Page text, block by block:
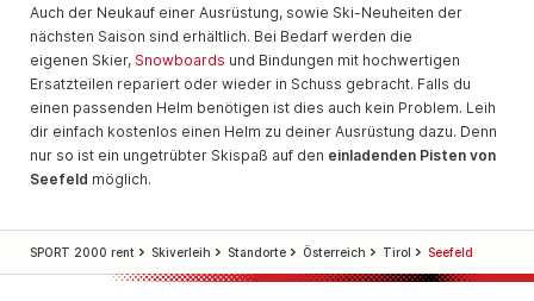
Auch der Neukauf einer Ausrüstung, sowie Ski-Neuheiten der
nächsten Saison sind erhältlich. Bei Bedarf werden die
eigenen Skier, Snowboards und Bindungen mit hochwertigen
Ersatzteilen repariert oder wieder in Schuss gebracht. Falls du
einen passenden Helm benötigen ist dies auch kein Problem. Leih
dir einfach kostenlos einen Helm zu deiner Ausrüstung dazu. Denn
nur so ist ein ungetrübter Skispaß auf den einladenden Pisten von
Seefeld möglich.
SPORT 2000 rent Skiverleih Standorte Österreich Tirol Seefeld